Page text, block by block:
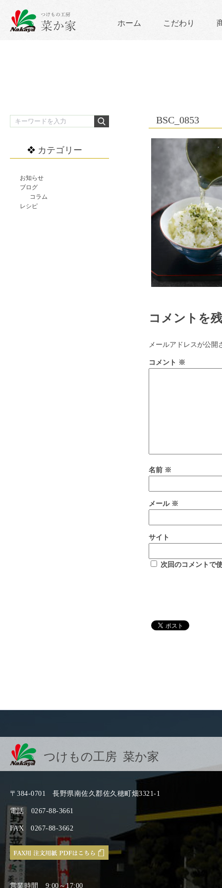
ホーム こだわり
BSC_0853
コメントを
メールアドレスが公開
コメント ※
名前 ※
メール ※
サイト
次回のコメントで
カテゴリー
お知らせ
ブログ
コラム
レシピ
つけもの工房 菜か家
〒384-0701 長野県南佐久郡佐久穂町畑3321-1
電話 0267-88-3661
FAX 0267-88-3662
営業時間 9:00～17:00